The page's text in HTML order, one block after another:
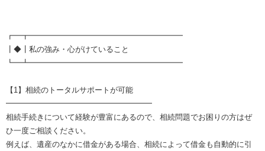
┏━┳━━━━━━━━━━━━━━━━━━━━
┃◆┃私の強み・心がけていること
┗━┻━━━━━━━━━━━━━━━━━━━━
【1】相続のトータルサポートが可能
━━━━━━━━━━━━━━━━━━━
相続手続きについて経験が豊富にあるので、相続問題でお困りの方はぜ
ひ一度ご相談ください。
例えば、遺産のなかに借金がある場合、相続によって借金も自動的に引